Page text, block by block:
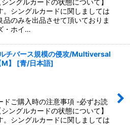
ングルカードの状態について】
。シングルカードに関しましては
品のみを出品させて頂いておりま
・ホイ…
ルチバース規模の侵攻/Multiversal
】
[青/日本語]
ドご購入時の注意事項 -必ずお読
ングルカードの状態について】
。シングルカードに関しましては